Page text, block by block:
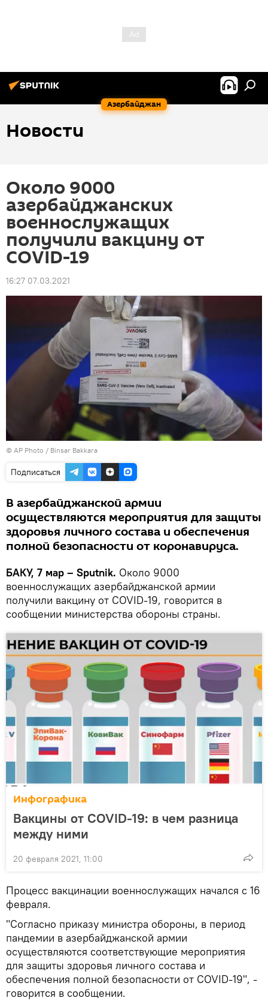
Азербайджан
Новости
Около 9000
азербайджанских
военнослужащих
получили вакцину от
COVID-19
16:27 07.03.2021
© AP Photo / Binsar Bakkara
Подписаться
В азербайджанской армии
осуществляются мероприятия для защиты
здоровья личного состава и обеспечения
полной безопасности от коронавируса.
БАКУ, 7 мар – Sputnik. Около 9000
военнослужащих азербайджанской армии
получили вакцину от COVID-19, говорится в
сообщении министерства обороны страны.
Инфографика
Вакцины от COVID-19: в чем разница
между ними
20 февраля 2021, 11:00
Процесс вакцинации военнослужащих начался с 16
февраля.
"Согласно приказу министра обороны, в период
пандемии в азербайджанской армии
осуществляются соответствующие мероприятия
для защиты здоровья личного состава и
обеспечения полной безопасности от COVID-19", -
говорится в сообщении.